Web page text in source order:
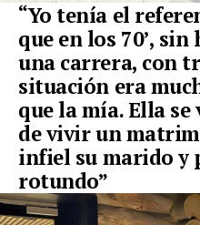
“Yo tenía el
que en los 70’,
una carrera, con
situación era
que la mía. Ella
de vivir un
infiel su marido y
rotundo”